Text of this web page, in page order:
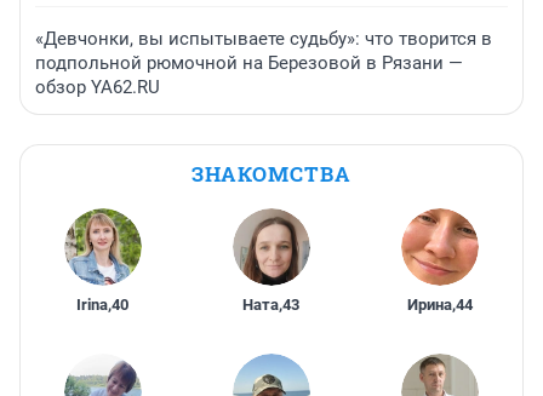
«Девчонки, вы испытываете судьбу»: что творится в
подпольной рюмочной на Березовой в Рязани —
обзор YA62.RU
ЗНАКОМСТВА
Irina,40 Ната,43 Ирина,44